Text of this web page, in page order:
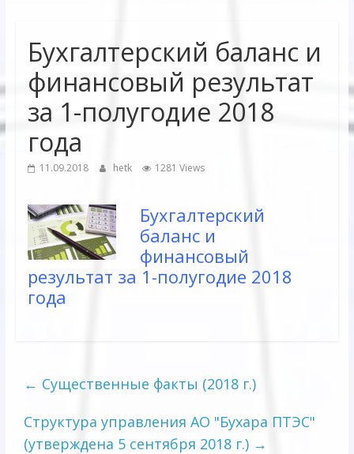
Электрических
сетей"
Бухгалтерский баланс и
финансовый результат
за 1-полугодие 2018
года
11.09.2018 hetk 1281 Views
Бухгалтерский
баланс и
финансовый
результат за 1-полугодие 2018
года
← Существенные факты (2018 г.)
Структура управления АО "Бухара ПТЭС"
(утверждена 5 сентября 2018 г.) →